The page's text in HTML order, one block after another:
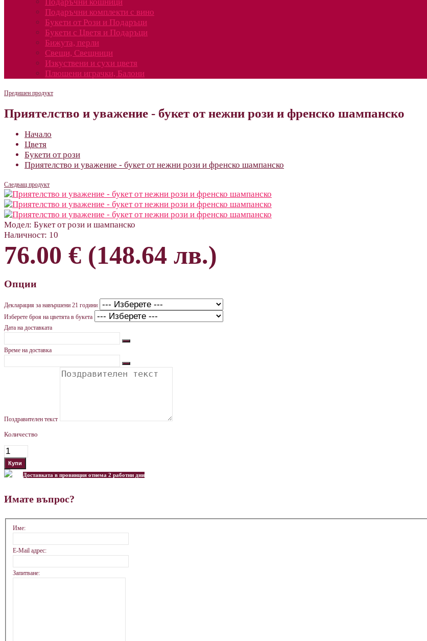
Подаръчни комплекти с вино
Букети от Рози и Подаръци
Букети с Цветя и Подаръци
Бижута, перли
Свещи, Свещници
Изкуствени и сухи цветя
Плюшени играчки, Балони
Предишен продукт
Приятелство и уважение - букет от нежни рози и френско шампанско
Начало
Цветя
Букети от рози
Приятелство и уважение - букет от нежни рози и френско шампанско
Следващ продукт
Модел: Букет от рози и шампанско
Наличност: 10
76.00 € (148.64 лв.)
Опции
Декларация за навършени 21 години
Изберете броя на цветята в букета
Дата на доставката
Време на доставка
Поздравителен текст
Количество
Доставката в провинция отнема 2 работни дни
Имате въпрос?
Име:
E-Mail адрес:
Запитване: